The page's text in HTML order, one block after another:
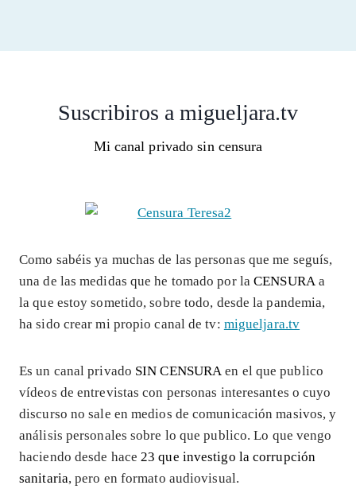
Suscribiros a migueljara.tv
Mi canal privado sin censura
Como sabéis ya muchas de las personas que me seguís,
una de las medidas que he tomado por laCENSURA a
la que estoy sometido, sobre todo, desde la pandemia,
ha sido crear mi propio canal de tv: migueljara.tv
Es un canal privado SIN CENSURA en el que publico
vídeos de entrevistas con personas interesantes o cuyo
discurso no sale en medios de comunicación masivos, y
análisis personales sobre lo que publico. Lo que vengo
haciendo desde hace 23 que investigo la corrupción
sanitaria, pero en formato audiovisual.